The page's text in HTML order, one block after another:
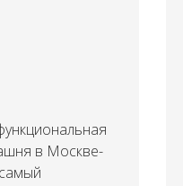
в Москве-